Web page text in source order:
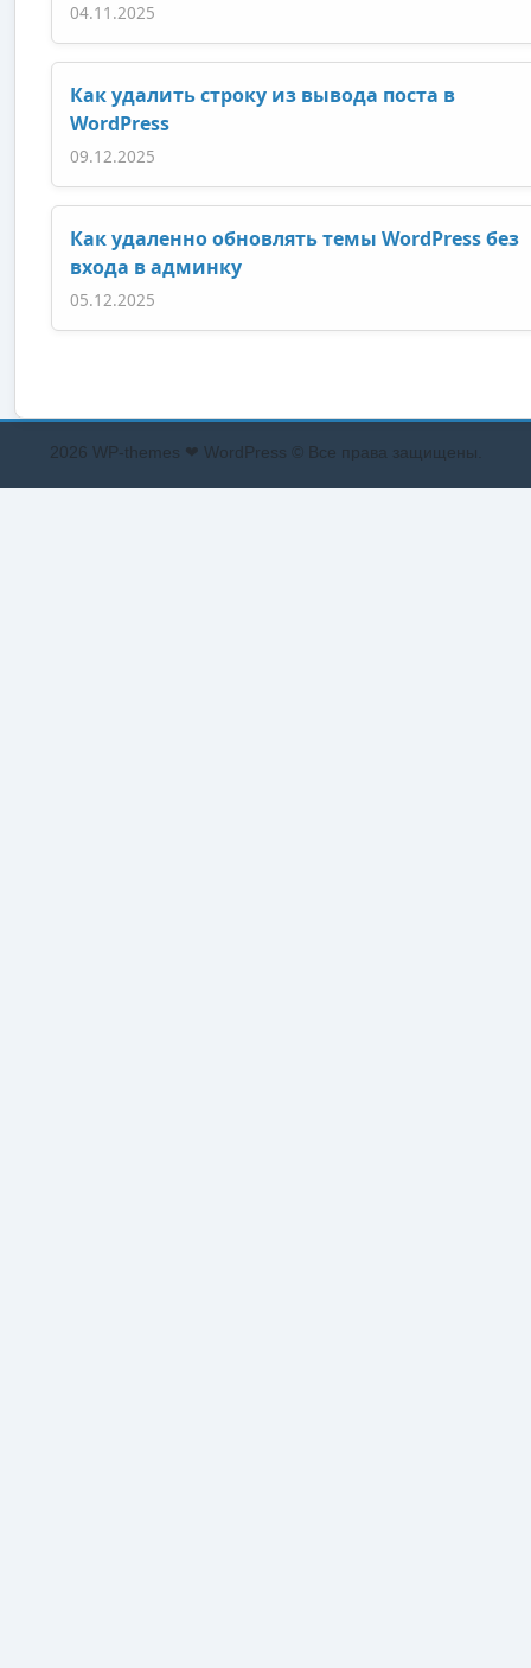
04.11.2025
Как удалить строку из вывода поста в
WordPress
09.12.2025
Как удаленно обновлять темы WordPress без
входа в админку
05.12.2025
2026 WP-themes ❤ WordPress © Все права защищены.